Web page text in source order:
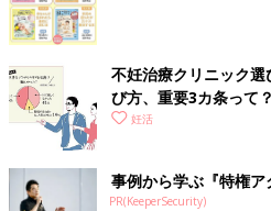
不妊治療クリニック
び方、重要3カ条って？
妊活
事例から学ぶ『特権ア
PR(KeeperSecurity)